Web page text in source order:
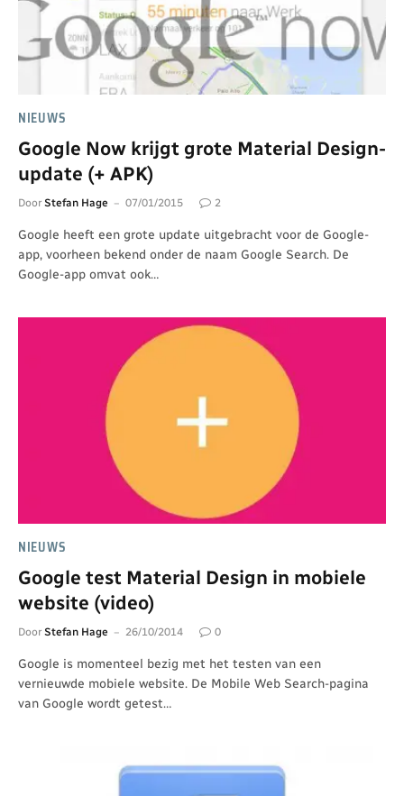
NIEUWS
Google Now krijgt grote Material Design-
update (+ APK)
Door Stefan Hage 07/01/2015 2
Google heeft een grote update uitgebracht voor de Google-
app, voorheen bekend onder de naam Google Search. De
Google-app omvat ook…
NIEUWS
Google test Material Design in mobiele
website (video)
Door Stefan Hage 26/10/2014 0
Google is momenteel bezig met het testen van een
vernieuwde mobiele website. De Mobile Web Search-pagina
van Google wordt getest…